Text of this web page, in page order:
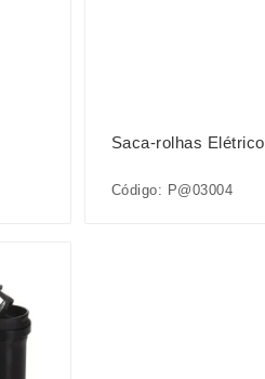
Saca-rolhas Elétrico
Código: P@03004